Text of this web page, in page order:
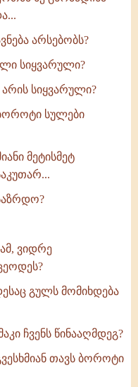
არსებობს?
სიყვარული?
არის სიყვარული?
სულები
მეტისმეტ
ვიდრე
გულს მომიხდება
ჩვენს წინააღმდეგ?
თავს ბოროტი